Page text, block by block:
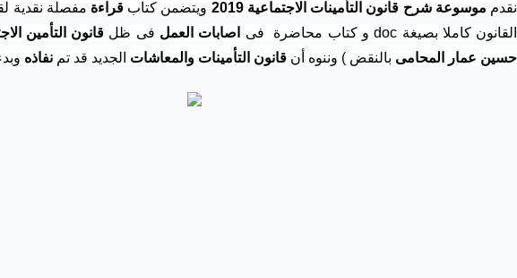
نقدم موسوعة شرح قانون التأمينات الاجتماعية 2019 ويتضمن كتاب قراءة مفصلة نقدية
القانون كاملا بصيغة doc و كتاب محاضرة فى
اصابات العمل فى ظل قانون التأمين
حسين عمار المحامى بالنقض ) وننوه أن قانون التأمينات والمعاشات الجديد قد تم نفاذه